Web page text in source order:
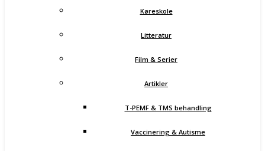
Køreskole
Litteratur
Film & Serier
Artikler
T-PEMF & TMS behandling
Vaccinering & Autisme